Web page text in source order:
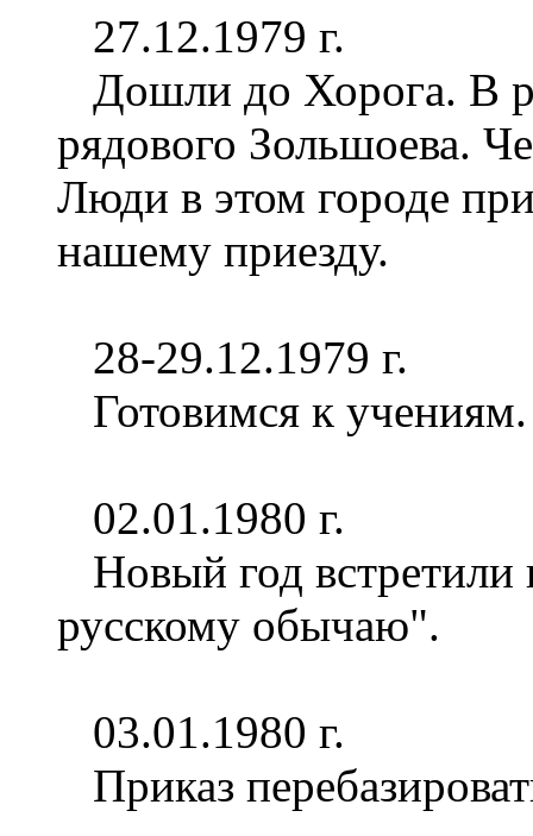
27.12.1979 г.
Дошли до Хорога. В
рядового Зольшоева.
Люди в этом городе
нашему приезду.
28-29.12.1979 г.
Готовимся к учениям.
02.01.1980 г.
Новый год встретили
русскому обычаю".
03.01.1980 г.
Приказ